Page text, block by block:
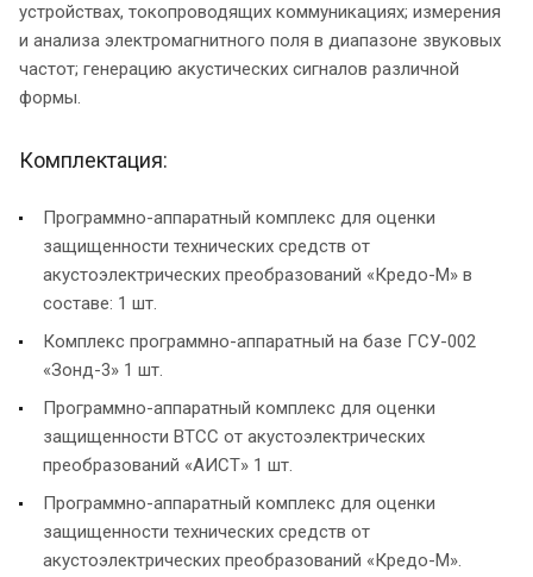
устройствах, токопроводящих коммуникациях; измерения
и анализа электромагнитного поля в диапазоне звуковых
частот; генерацию акустических сигналов различной
формы.
Комплектация:
Программно-аппаратный комплекс для оценки
защищенности технических средств от
акустоэлектрических преобразований «Кредо-М» в
составе: 1 шт.
Комплекс программно-аппаратный на базе ГСУ-002
«Зонд-3» 1 шт.
Программно-аппаратный комплекс для оценки
защищенности ВТСС от акустоэлектрических
преобразований «АИСТ» 1 шт.
Программно-аппаратный комплекс для оценки
защищенности технических средств от
акустоэлектрических преобразований «Кредо-М».